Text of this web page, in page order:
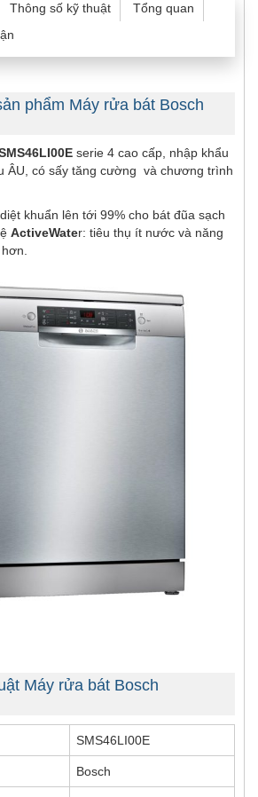
Thông số kỹ thuật
Tổng quan
phẩm Máy rửa bát Bosch
serie 4 cao cấp, nhập khẩu
ÂU, có sấy tăng cường và chương trình
diệt khuẩn lên tới 99% cho bát đũa sạch
ActiveWater: tiêu thụ ít nước và năng
Máy rửa bát Bosch
SMS46LI00E
Bosch